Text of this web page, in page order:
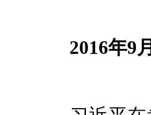
2016年9